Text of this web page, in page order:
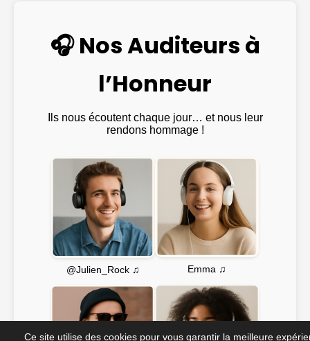
🎧 Nos Auditeurs à
l’Honneur
Ils nous écoutent chaque jour… et nous leur
rendons hommage !
@Julien_Rock ♫ Emma ♫
Ce site utilise des cookies pour vous garantir la meilleure